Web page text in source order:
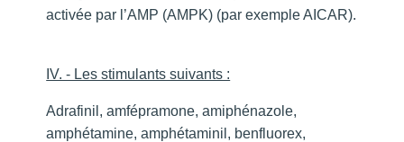
activée par l’AMP (AMPK) (par exemple AICAR).
IV. - Les stimulants suivants :
Adrafinil, amfépramone, amiphénazole,
amphétamine, amphétaminil, benfluorex,